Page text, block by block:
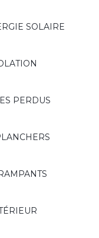
SOLAIRE
PERDUS